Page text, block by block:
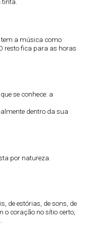
tinta.
a música como
resto fica para as horas
se conhece: a
dentro da sua
por natureza.
de estórias, de sons, de
o coração no sítio certo,